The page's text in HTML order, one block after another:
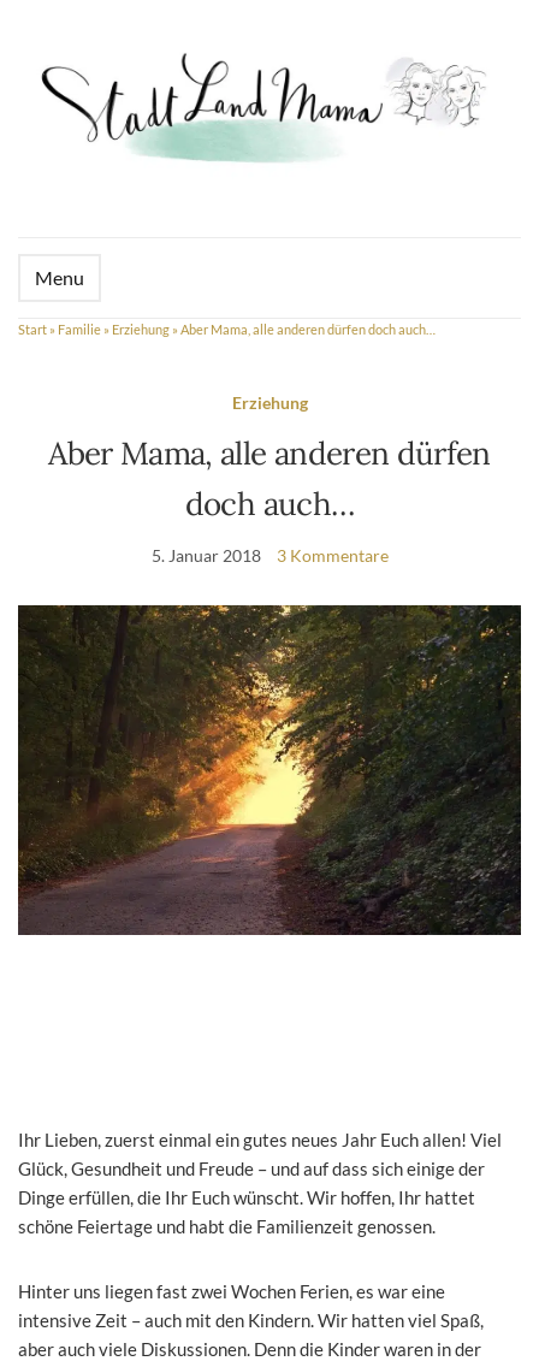
Menu
Start » Familie » Erziehung » Aber Mama, alle anderen dürfen doch auch…
Erziehung
Aber Mama, alle anderen dürfen
doch auch…
5. Januar 2018 3 Kommentare
Ihr Lieben, zuerst einmal ein gutes neues Jahr Euch allen! Viel
Glück, Gesundheit und Freude – und auf dass sich einige der
Dinge erfüllen, die Ihr Euch wünscht. Wir hoffen, Ihr hattet
schöne Feiertage und habt die Familienzeit genossen.
Hinter uns liegen fast zwei Wochen Ferien, es war eine
intensive Zeit – auch mit den Kindern. Wir hatten viel Spaß,
aber auch viele Diskussionen. Denn die Kinder waren in der